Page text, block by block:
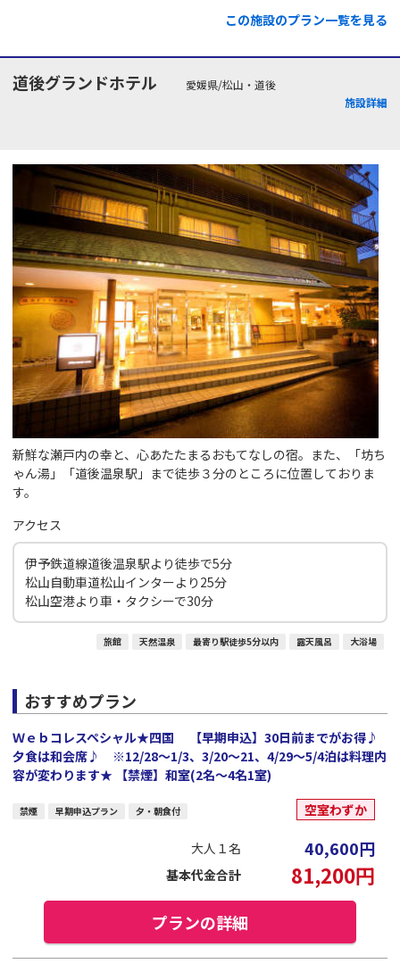
この施設のプラン一覧を見る
道後グランドホテル
愛媛県/松山・道後
施設詳細
新鮮な瀬戸内の幸と、心あたたまるおもてなしの宿。また、「坊ち
ゃん湯」「道後温泉駅」まで徒歩３分のところに位置しておりま
す。
アクセス
伊予鉄道線道後温泉駅より徒歩で5分
松山自動車道松山インターより25分
松山空港より車・タクシーで30分
旅館 天然温泉 最寄り駅徒歩5分以内 露天風呂 大浴場
おすすめプラン
Ｗｅｂコレスペシャル★四国 【早期申込】30日前までがお得♪
夕食は和会席♪ ※12/28～1/3、3/20～21、4/29～5/4泊は料理内
容が変わります★ 【禁煙】和室(2名～4名1室)
禁煙 早期申込プラン 夕・朝食付 空室わずか
大人１名 40,600円
基本代金合計 81,200円
プランの詳細